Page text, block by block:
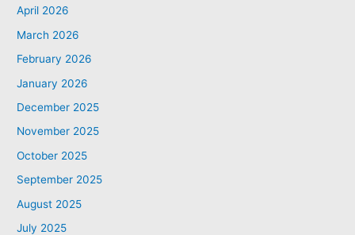
April 2026
March 2026
February 2026
January 2026
December 2025
November 2025
October 2025
September 2025
August 2025
July 2025